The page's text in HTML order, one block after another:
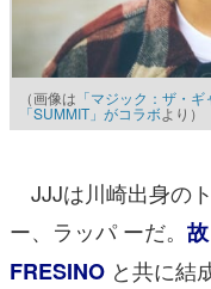
（画像は 「マジック：ザ・
「SUMMIT」がコラボより）
JJJは川崎出身の
ー、ラッパ ーだ。
FRESINO と共に結